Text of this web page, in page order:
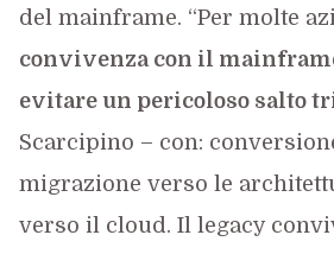
del mainframe. “Per molte
convivenza con il
evitare un pericoloso salto
Scarcipino – con:
migrazione verso le
verso il cloud. Il legacy